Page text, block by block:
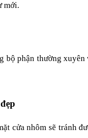
mới.
phận thường
cửa nhôm sẽ tránh